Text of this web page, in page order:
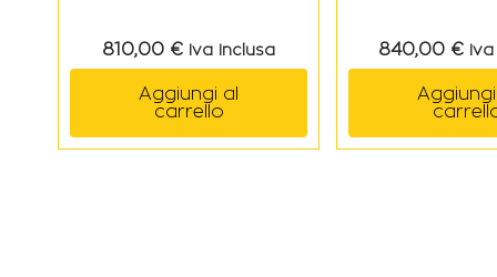
810,00 € Iva Inclusa
Aggiungi al
carrello
840,00 €
Aggiungi